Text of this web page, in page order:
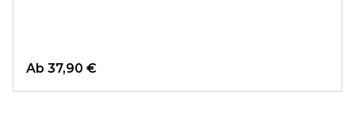
Ab 37,90 €